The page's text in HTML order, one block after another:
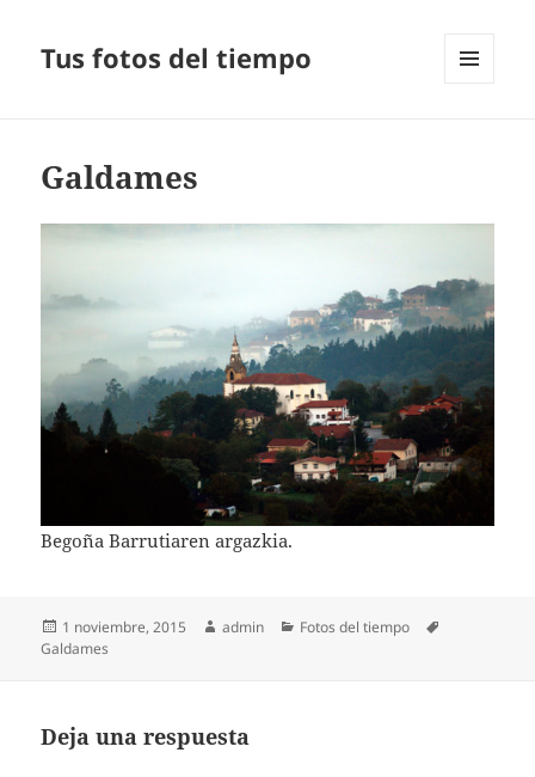
Tus fotos del tiempo
Galdames
Begoña Barrutiaren argazkia.
Publicado
el
1 noviembre, 2015 Autor
admin Categorías
Fotos del tiempo
Galdames
Deja una respuesta